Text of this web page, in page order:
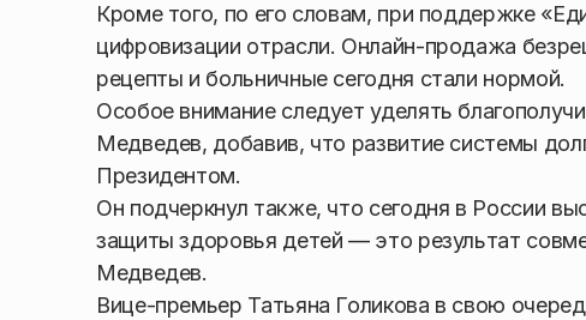
Кроме того, по его словам, при поддержке
цифровизации отрасли. Онлайн-продажа
рецепты и больничные сегодня стали нормой.
Особое внимание следует уделять
Медведев, добавив, что развитие системы
Президентом.
Он подчеркнул также, что сегодня в России
защиты здоровья детей — это результат
Медведев.
Вице-премьер Татьяна Голикова в свою